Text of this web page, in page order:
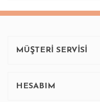
MÜŞTERİ SERVİSİ
HESABIM